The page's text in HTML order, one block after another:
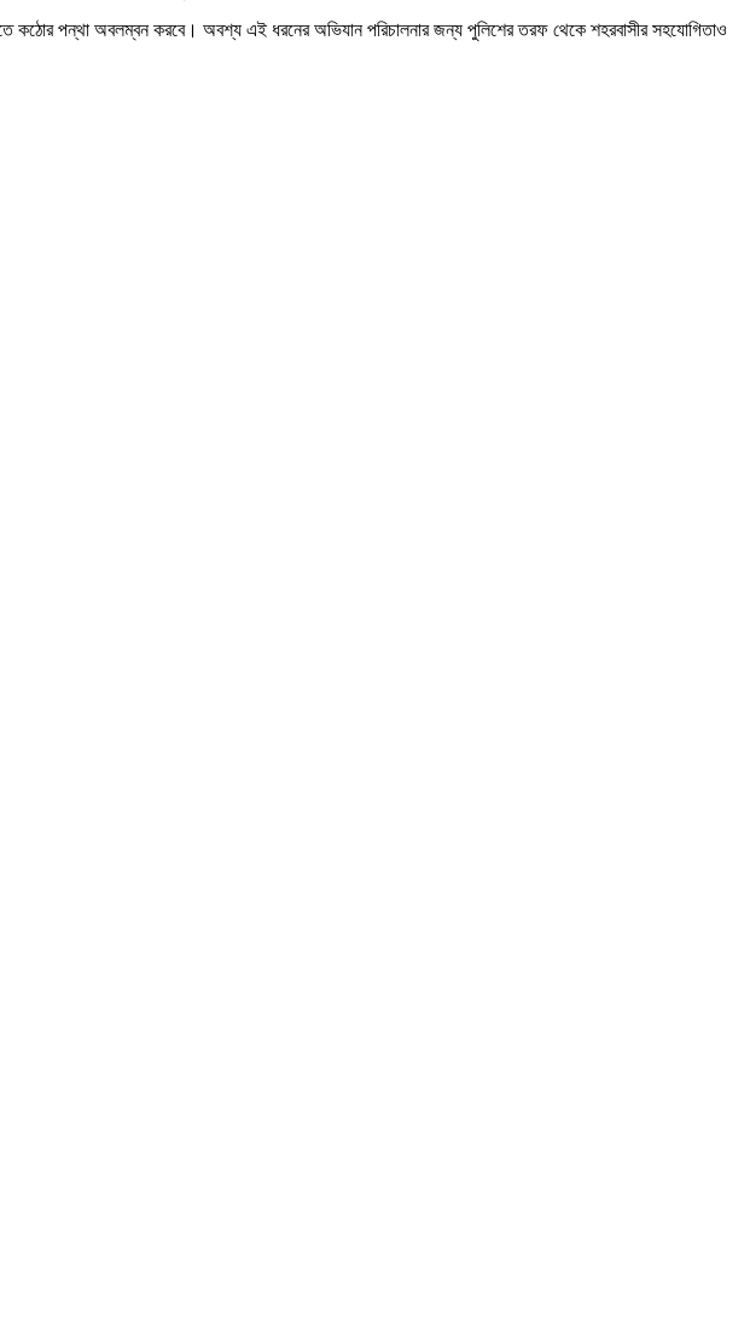
কঠোর পন্থা অবলম্বন করবে। অবশ্য এই ধরনের অভিযান পরিচালনার জন্য পুলিশের তরফ থেকে শহরবাসীর সহযোগিতাও